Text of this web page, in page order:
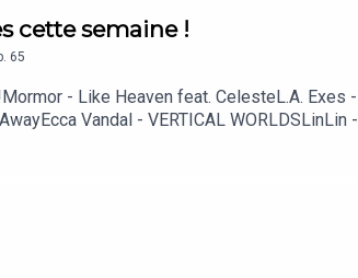
cette semaine !
65
- Like Heaven feat. CelesteL.A.
Vandal - VERTICAL